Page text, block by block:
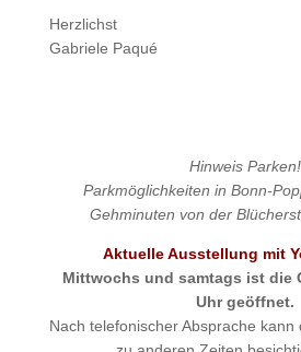
Herzlichst
Gabriele Paqué
Hinweis Parken!
Parkmöglichkeiten in Bonn-
Gehminuten von der
Aktuelle Ausstellung mit
Mittwochs und samtags ist die
Uhr geöffnet.
Nach telefonischer Absprache kann